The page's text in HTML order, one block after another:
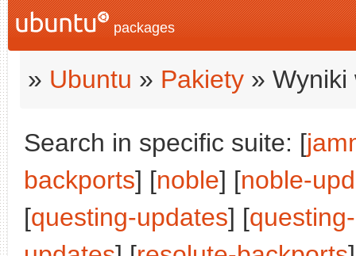
packages
» Ubuntu » Pakiety » Wyniki
Search in specific suite: [
backports] [noble] [noble-
[questing-updates] [